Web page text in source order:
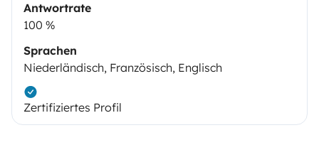
Antwortrate
100 %
Sprachen
Niederländisch, Französisch, Englisch
Zertifiziertes Profil